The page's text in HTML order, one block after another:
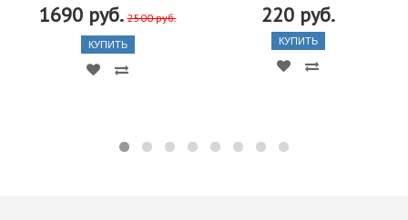
1690 руб. 2500 руб.
КУПИТЬ
220 руб.
КУПИТЬ